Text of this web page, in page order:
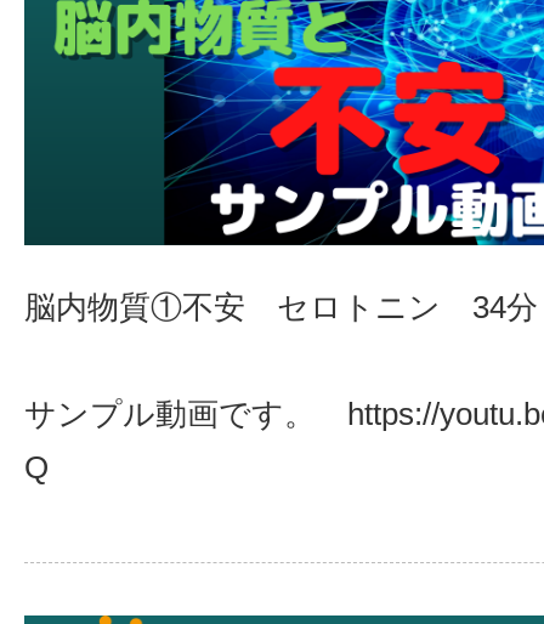
脳内物質①不安 セロトニン 34
サンプル動画です。 https://
Q